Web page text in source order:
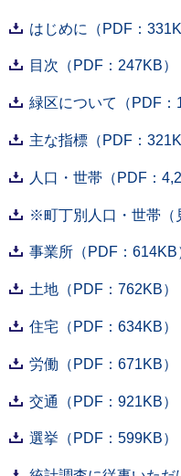
はじめに（PDF：
目次（PDF：247KB）
緑区について（PDF：
主な指標（PDF：
人口・世帯（PDF：
※町丁別人口・世帯（
事業所（PDF：614KB
土地（PDF：762KB）
住宅（PDF：634KB）
労働（PDF：671KB）
交通（PDF：921KB）
選挙（PDF：599KB）